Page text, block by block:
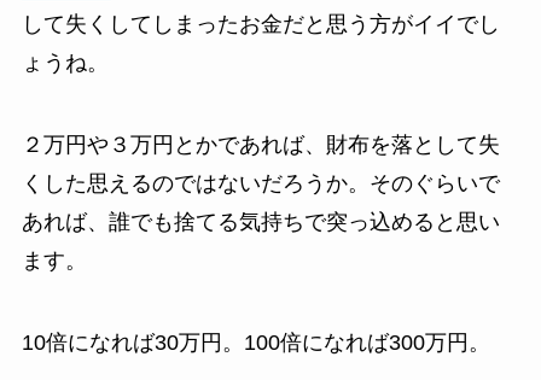
して失くしてしまったお金だと思う方がイイでし
ょうね。
２万円や３万円とかであれば、財布を落として失
くした思えるのではないだろうか。そのぐらいで
あれば、誰でも捨てる気持ちで突っ込めると思い
ます。
10倍になれば30万円。100倍になれば300万円。